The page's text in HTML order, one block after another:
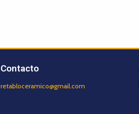
Contacto
retabloceramico@gmail.com